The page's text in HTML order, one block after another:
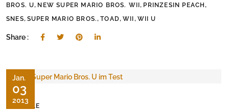
BROS. U, NEW SUPER MARIO BROS. WII, PRINZESIN PEACH,
SNES, SUPER MARIO BROS.,TOAD,WII , WII U
Share :
Jan.
03
2013
SPIELE